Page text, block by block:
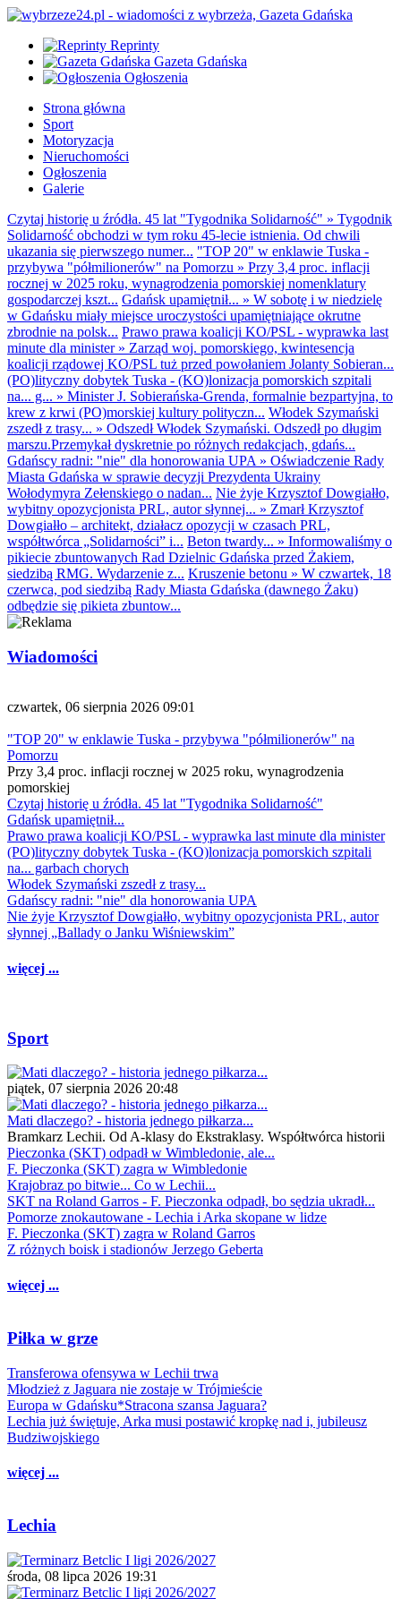
Reprinty
Gazeta Gdańska
Ogłoszenia
Strona główna
Sport
Motoryzacja
Nieruchomości
Ogłoszenia
Galerie
Czytaj historię u źródła. 45 lat "Tygodnika Solidarność" » Tygodnik
Solidarność obchodzi w tym roku 45-lecie istnienia. Od chwili
ukazania się pierwszego numer... "TOP 20" w enklawie Tuska -
przybywa "półmilionerów" na Pomorzu » Przy 3,4 proc. inflacji
rocznej w 2025 roku, wynagrodzenia pomorskiej nomenklatury
gospodarczej kszt... Gdańsk upamiętnił... » W sobotę i w niedzielę
w Gdańsku miały miejsce uroczystości upamiętniające okrutne
zbrodnie na polsk... Prawo prawa koalicji KO/PSL - wyprawka last
minute dla minister» Zarząd woj. pomorskiego, kwintesencja
koalicji rządowej KO/PSL tuż przed powołaniem Jolanty Sobieran...
(PO)lityczny dobytek Tuska - (KO)lonizacja pomorskich szpitali
na... g... » Minister J. Sobierańska-Grenda, formalnie bezpartyjna, to
krew z krwi (PO)morskiej kultury polityczn... Włodek Szymański
zszedł z trasy... » Odszedł Włodek Szymański. Odszedł po długim
marszu.Przemykał dyskretnie po różnych redakcjach, gdańs...
Gdańscy radni: "nie" dla honorowania UPA » Oświadczenie Rady
Miasta Gdańska w sprawie decyzji Prezydenta Ukrainy
Wołodymyra Zełenskiego o nadan... Nie żyje Krzysztof Dowgiałło,
wybitny opozycjonista PRL, autor słynnej... » Zmarł Krzysztof
Dowgiałło – architekt, działacz opozycji w czasach PRL,
współtwórca „Solidarności” i... Beton twardy... » Informowaliśmy o
pikiecie zbuntowanych Rad Dzielnic Gdańska przed Żakiem,
siedzibą RMG. Wydarzenie z... Kruszenie betonu » W czwartek, 18
czerwca, pod siedzibą Rady Miasta Gdańska (dawnego Żaku)
odbędzie się pikieta zbuntow...
Wiadomości
czwartek, 06 sierpnia 2026 09:01
"TOP 20" w enklawie Tuska - przybywa "półmilionerów" na
Pomorzu
Przy 3,4 proc. inflacji rocznej w 2025 roku, wynagrodzenia
pomorskiej
Czytaj historię u źródła. 45 lat "Tygodnika Solidarność"
Gdańsk upamiętnił...
Prawo prawa koalicji KO/PSL - wyprawka last minute dla minister
(PO)lityczny dobytek Tuska - (KO)lonizacja pomorskich szpitali
na... garbach chorych
Włodek Szymański zszedł z trasy...
Gdańscy radni: "nie" dla honorowania UPA
Nie żyje Krzysztof Dowgiałło, wybitny opozycjonista PRL, autor
słynnej „Ballady o Janku Wiśniewskim”
więcej ...
Sport
piątek, 07 sierpnia 2026 20:48
Mati dlaczego? - historia jednego piłkarza...
Bramkarz Lechii. Od A-klasy do Ekstraklasy. Współtwórca historii
Pieczonka (SKT) odpadł w Wimbledonie, ale...
F. Pieczonka (SKT) zagra w Wimbledonie
Krajobraz po bitwie... Co w Lechii...
SKT na Roland Garros - F. Pieczonka odpadł, bo sędzia ukradł...
Pomorze znokautowane - Lechia i Arka skopane w lidze
F. Pieczonka (SKT) zagra w Roland Garros
Z różnych boisk i stadionów Jerzego Geberta
więcej ...
Piłka w grze
Transferowa ofensywa w Lechii trwa
Młodzież z Jaguara nie zostaje w Trójmieście
Europa w Gdańsku*Stracona szansa Jaguara?
Lechia już świętuje, Arka musi postawić kropkę nad i, jubileusz
Budziwojskiego
więcej ...
Lechia
środa, 08 lipca 2026 19:31